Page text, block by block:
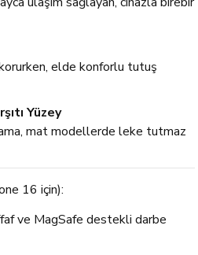
korurken, elde konforlu tutuş
Yüzey
mat modellerde leke tutmaz
16 için):
ve MagSafe destekli darbe